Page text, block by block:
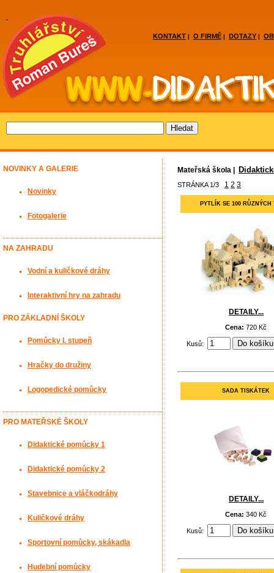
KONTAKT | O FIRMĚ | DOTAZY |
Mateřská škola |
STRÁNKA 1/3 1 2 3
PYTLÍK SE 100 RŮZNÝCH
DETAILY...
Cena:720 Kč
Kusů:
SADA TISKÁTEK
DETAILY...
Cena:340 Kč
Kusů:
NOVINKY A GALERIE
Novinky
Fotogalerie
NA ZAHRADU
Vodní a kuličkové dráhy
Interaktivní hry na zahradu
PRO ZÁKLADNÍ ŠKOLY
Pomůcky I. stupeň
Hračky do družiny
Logopedické pomůcky
PRO MATEŘSKÉ ŠKOLY
Didaktické pomůcky 1
Didaktické pomůcky 2
Stavebnice a vláčkodráhy
Kuličkové dráhy
Sportovní pomůcky, skákadla
Hudební pomůcky